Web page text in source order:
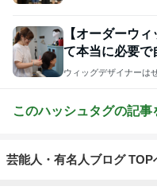
【オーダーウ
て本当に必要で
す！
ウィッグデザイナーは
このハッシュタグの記事
芸能人・有名人ブログ TOP